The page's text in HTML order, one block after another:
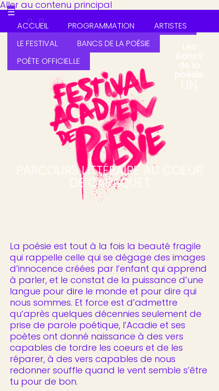
Aller au contenu principal
☰
ACCUEIL PROGRAMMATION
ARTISTES
LE FESTIVAL
BANCS DE LA POÉSIE
POÈTE OFFICIEL.LE
Les
Bancs
de la
poésie
UN
PARCOURS LITTÉRAIRE AU COEUR
DE CARAQUET
La poésie est tout à la fois la beauté fragile
qui rappelle celle qui se dégage des images
d’innocence créées par l’enfant qui apprend
à parler, et le constat de la puissance d’une
langue pour dire le monde et pour dire qui
nous sommes. Et force est d’admettre
qu’après quelques décennies seulement de
prise de parole poétique, l’Acadie et ses
poètes ont donné naissance à des vers
capables de tordre les coeurs et de les
réparer, à des vers capables de nous
redonner souffle quand le vent semble s’être
tu pour de bon.